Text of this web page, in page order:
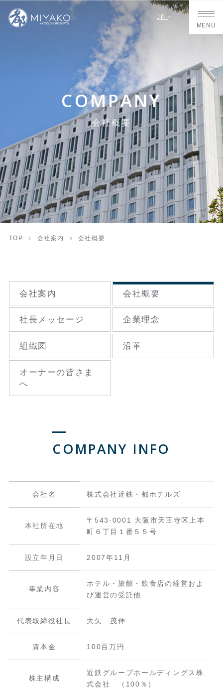
JP
MENU
COMPANY
会社概要
TOP 会社案内 会社概要
会社案内 会社概要
社長メッセージ 企業理念
組織図 沿革
オーナーの皆さま
へ
COMPANY INFO
会社名 株式会社近鉄・都ホテルズ
本社所在地
〒543-0001 大阪市天王寺区上本
町６丁目１番５５号
設立年月日 2007年11月
事業内容
ホテル・旅館・飲食店の経営およ
び運営の受託他
代表取締役社長 大矢 茂伸
資本金 100百万円
株主構成
近鉄グループホールディングス株
式会社 （100％）